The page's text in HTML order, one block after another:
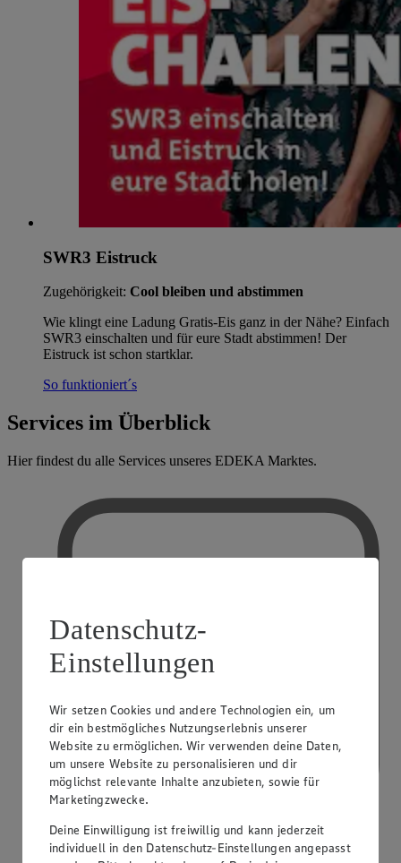
SWR3 Eistruck
Zugehörigkeit: Cool bleiben und abstimmen
Wie klingt eine Ladung Gratis-Eis ganz in der Nähe? Einfach
SWR3 einschalten und für eure Stadt abstimmen! Der
Eistruck ist schon startklar.
So funktioniert´s
Services im Überblick
Hier findest du alle Services unseres EDEKA Marktes.
Datenschutz-
Einstellungen
Wir setzen Cookies und andere Technologien ein, um
dir ein bestmögliches Nutzungserlebnis unserer
Website zu ermöglichen. Wir verwenden deine Daten,
um unsere Website zu personalisieren und dir
möglichst relevante Inhalte anzubieten, sowie für
Marketingzwecke.
Deine Einwilligung ist freiwillig und kann jederzeit
individuell in den Datenschutz-Einstellungen angepasst